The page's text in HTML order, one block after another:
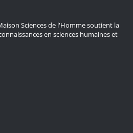
Sciences de l'Homme soutient la
en sciences humaines et